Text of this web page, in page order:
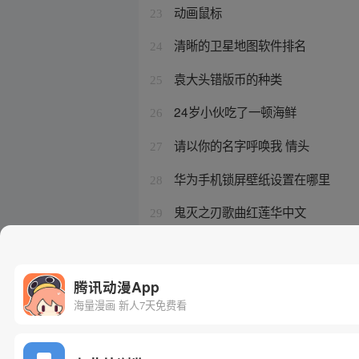
23 动画鼠标
24 清晰的卫星地图软件排名
25 袁大头错版币的种类
26 24岁小伙吃了一顿海鲜
27 请以你的名字呼唤我 情头
28 华为手机锁屏壁纸设置在哪里
29 鬼灭之刃歌曲红莲华中文
腾讯动漫App
海量漫画 新人7天免费看